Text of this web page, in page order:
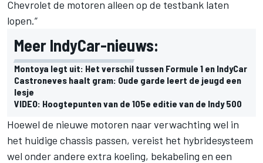
Chevrolet de motoren alleen op de testbank laten
lopen.”
Meer IndyCar-nieuws:
Montoya legt uit: Het verschil tussen Formule 1 en IndyCar
Castroneves haalt gram: Oude garde leert de jeugd een
lesje
VIDEO: Hoogtepunten van de 105e editie van de Indy 500
Hoewel de nieuwe motoren naar verwachting wel in
het huidige chassis passen, vereist het hybridesysteem
wel onder andere extra koeling, bekabeling en een